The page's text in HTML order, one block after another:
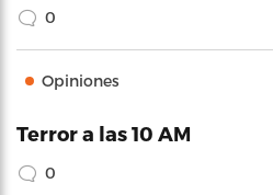
0
Opiniones
Terror a las 10 AM
0